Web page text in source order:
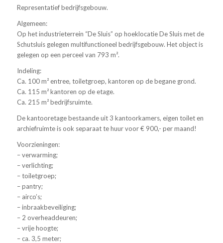
Representatief bedrijfsgebouw.
Algemeen:
Op het industrieterrein “De Sluis” op hoeklocatie De Sluis met de
Schutsluis gelegen multifunctioneel bedrijfsgebouw. Het object is
gelegen op een perceel van 793 m².
Indeling:
Ca. 100 m² entree, toiletgroep, kantoren op de begane grond.
Ca. 115 m² kantoren op de etage.
Ca. 215 m² bedrijfsruimte.
De kantooretage bestaande uit 3 kantoorkamers, eigen toilet en
archiefruimte is ook separaat te huur voor € 900,- per maand!
Voorzieningen:
– verwarming;
– verlichting;
– toiletgroep;
– pantry;
– airco’s;
– inbraakbeveiliging;
– 2 overheaddeuren;
– vrije hoogte;
– ca. 3,5 meter;